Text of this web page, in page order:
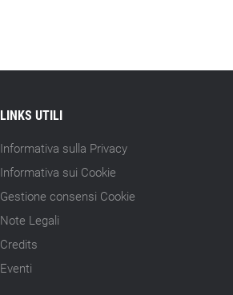
LINKS UTILI
Informativa sulla Privacy
Informativa sui Cookie
Gestione consensi Cookie
Note Legali
Credits
Eventi